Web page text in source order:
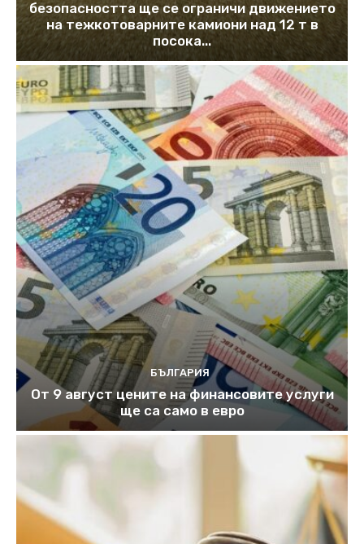
безопасността ще се ограничи движението
на тежкотоварните камиони над 12 т в
посока...
БЪЛГАРИЯ
От 9 август цените на финансовите услуги
ще са само в евро